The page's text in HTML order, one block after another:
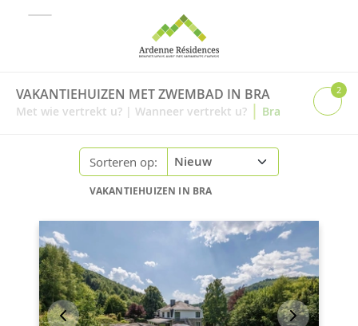
VAKANTIEHUIZEN MET ZWEMBAD IN BRA
Met wie vertrekt u? | Wanneer vertrekt u? | Bra
2
Sorteren op:
VAKANTIEHUIZEN IN BRA